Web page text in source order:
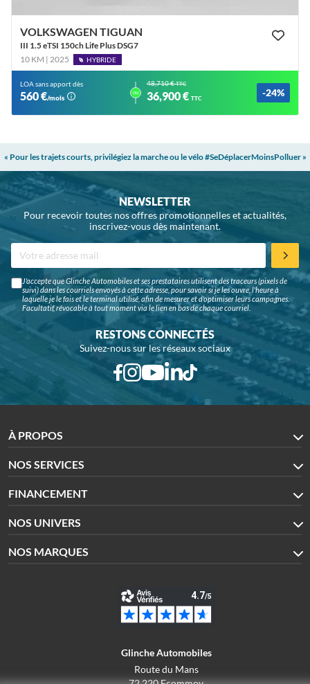
VOLKSWAGEN TIGUAN
III 1.5 eTSI 150ch Life Plus DSG7
10 KM | 2025
HYBRIDE
LOA sans apport dès
560 €/mois
ou
48,710 €TTC
36,900 € TTC -24%
« Pour les trajets courts, privilégiez la marche ou le vélo #SeDéplacerMoinsPolluer »
NEWSLETTER
Pour recevoir toutes nos offres promotionnelles et actualités,
inscrivez-vous dès maintenant.
J'accepte que Glinche Automobiles et ses prestataires utilisent des traceurs (pixels de
suivi) dans les courriels envoyés à cette adresse, pour savoir si je les ouvre, l'heure à
laquelle je le fais et le terminal utilisé, afin de mesurer et d'optimiser leurs campagnes.
Facultatif, révocable à tout moment via le lien en bas de chaque courriel.
RESTONS CONNECTÉS
Suivez-nous sur les réseaux sociaux
À PROPOS
NOS SERVICES
FINANCEMENT
NOS UNIVERS
NOS MARQUES
Glinche Automobiles
Route du Mans